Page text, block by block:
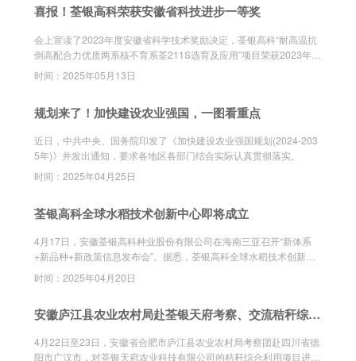
喜报！荃银高科荣获安徽省科技进步一等奖
会上宣读了2023年度安徽省科学技术奖励决定，荃银高科“耐高温抗
倒高配合力优质两系核不育系荃211S选育及应用”项目荣获2023年安
徽省科技进步科技进步一等奖，荃银高科副总经理、首席技术官、荃
银农科院院长张从合研究员代表公司上台领奖。
时间：2025年05月13日
规划来了！加快建设农业强国，一图看重点
近日，中共中央、国务院印发了《加快建设农业强国规划(2024-203
5年)》并发出通知，要求各地区各部门结合实际认真贯彻落实。
时间：2025年04月25日
荃银高科全球水稻技术创新中心即将成立
4月17日，安徽荃银高科种业股份有限公司在海南三亚召开“新体系
+新品种+新政策信息发布会”。据悉，荃银高科全球水稻技术创新中
心即将成立，更好助力合肥打造“种业之都”，为全球粮食安全贡献中
国力量。
时间：2025年04月20日
安徽庐江县农业农村局赴荃银天府考察、交流秸秆综合
4月22日至23日，安徽省合肥市庐江县农业农村局考察团赴四川省德
阳市广汉市，对荃银天府农业科技有限公司的秸秆综合利用项目进行